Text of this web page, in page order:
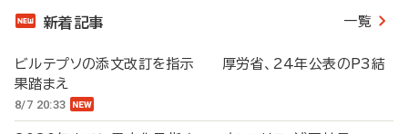
新着記事 一覧
ビルテプソの添文改訂を指示 厚労省、24年公表のP3結
果踏まえ
8/7 20:33